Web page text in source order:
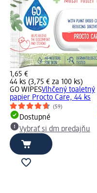
1,65 €
44 ks (3,75 € za 100 ks)
GO WIPESVlhčený toaletný
papier Procto Care, 44 ks
(59)
Dostupné
Vybrať si dm predajňu